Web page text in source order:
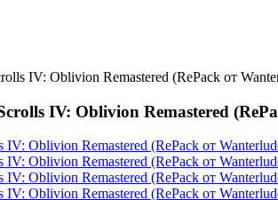
IV: Oblivion Remastered (RePack от
IV: Oblivion Remastered